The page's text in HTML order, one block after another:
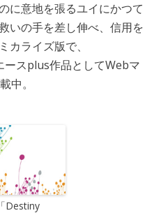
に意地を張るユイにかつて
いの手を差し伸べ、信用を
カライズ版で、
ースplus作品としてWebマ
中。
「Destiny